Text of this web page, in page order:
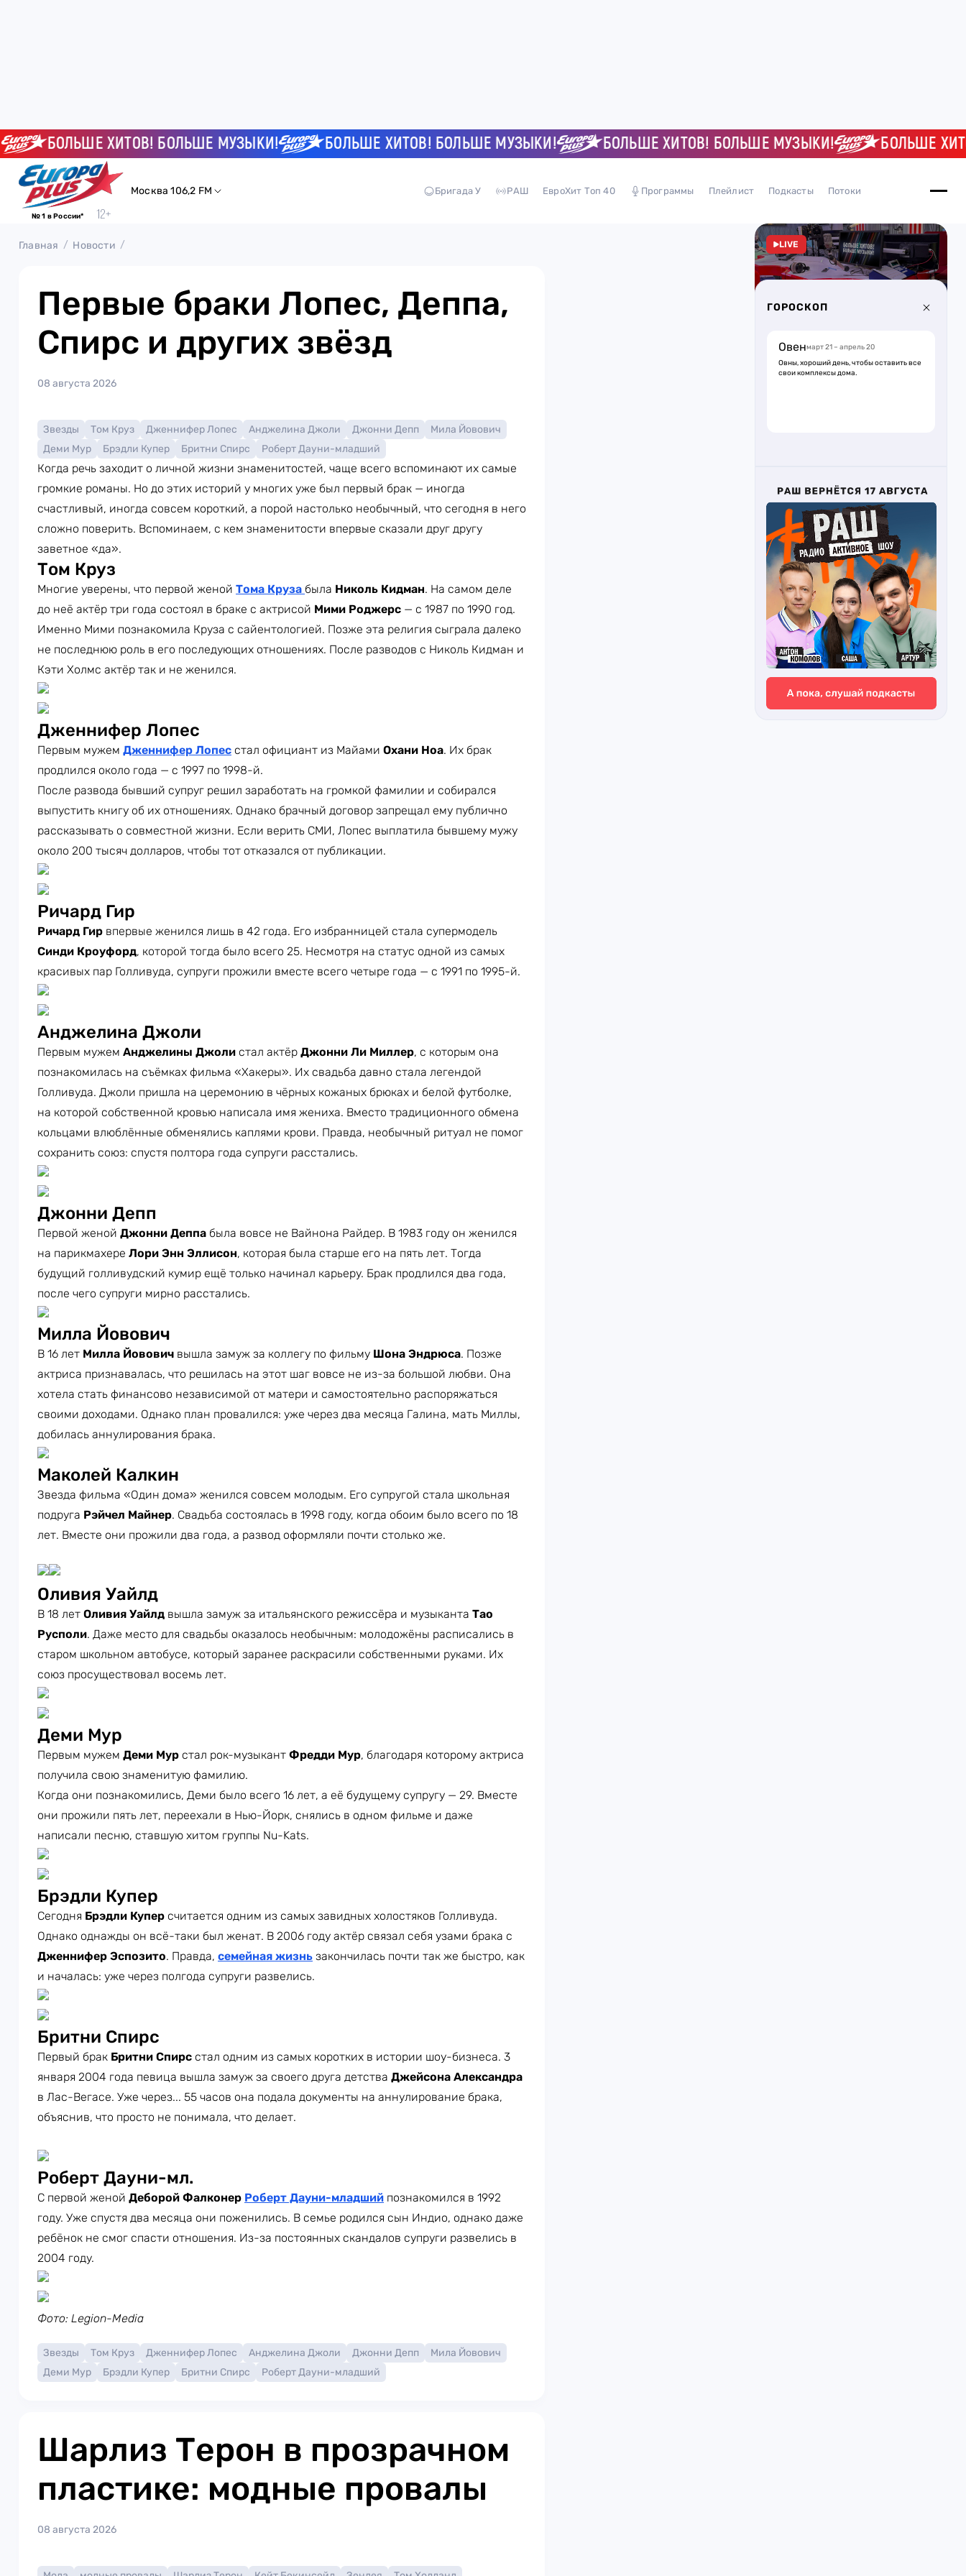
БОЛЬШЕ ХИТОВ! БОЛЬШЕ МУЗЫКИ! БОЛЬШЕ ХИТОВ! БОЛЬШЕ МУЗЫКИ! БОЛЬШЕ ХИТОВ! БОЛЬШЕ МУЗЫКИ! БОЛЬШЕ ХИТОВ!
№ 1 в России*
Москва 106,2 FM Бригада У РАШ ЕвроХит Топ 40 Программы Плейлист Подкасты Потоки
Главная Новости
Первые браки Лопес, Деппа,
Спирс и других звёзд
08 августа 2026
Звезды Том Круз Дженнифер Лопес Анджелина Джоли Джонни Депп
Мила Йовович
Деми Мур
Брэдли Купер Бритни Спирс Роберт Дауни-младший
Когда речь заходит о личной жизни знаменитостей, чаще всего вспоминают их самые
громкие романы. Но до этих историй у многих уже был первый брак — иногда
счастливый, иногда совсем короткий, а порой настолько необычный, что сегодня в него
сложно поверить. Вспоминаем, с кем знаменитости впервые сказали друг другу
заветное «да».
Том Круз
Многие уверены, что первой женой Тома Круза была Николь Кидман. На самом деле
до неё актёр три года состоял в браке с актрисой Мими Роджерс — с 1987 по 1990 год.
Именно Мими познакомила Круза с сайентологией. Позже эта религия сыграла далеко
не последнюю роль в его последующих отношениях. После разводов с Николь Кидман и
Кэти Холмс актёр так и не женился.
Дженнифер Лопес
Первым мужем Дженнифер Лопес стал официант из Майами Охани Ноа. Их брак
продлился около года — с 1997 по 1998-й.
После развода бывший супруг решил заработать на громкой фамилии и собирался
выпустить книгу об их отношениях. Однако брачный договор запрещал ему публично
рассказывать о совместной жизни. Если верить СМИ, Лопес выплатила бывшему мужу
около 200 тысяч долларов, чтобы тот отказался от публикации.
Ричард Гир
Ричард Гир впервые женился лишь в 42 года. Его избранницей стала супермодель
Синди Кроуфорд, которой тогда было всего 25. Несмотря на статус одной из самых
красивых пар Голливуда, супруги прожили вместе всего четыре года — с 1991 по 1995-й.
Анджелина Джоли
Первым мужем Анджелины Джоли стал актёр Джонни Ли Миллер, с которым она
познакомилась на съёмках фильма «Хакеры». Их свадьба давно стала легендой
Голливуда. Джоли пришла на церемонию в чёрных кожаных брюках и белой футболке,
на которой собственной кровью написала имя жениха. Вместо традиционного обмена
кольцами влюблённые обменялись каплями крови. Правда, необычный ритуал не помог
сохранить союз: спустя полтора года супруги расстались.
Джонни Депп
Первой женой Джонни Деппа была вовсе не Вайнона Райдер. В 1983 году он женился
на парикмахере Лори Энн Эллисон, которая была старше его на пять лет. Тогда
будущий голливудский кумир ещё только начинал карьеру. Брак продлился два года,
после чего супруги мирно расстались.
Милла Йовович
В 16 лет Милла Йовович вышла замуж за коллегу по фильму Шона Эндрюса. Позже
актриса признавалась, что решилась на этот шаг вовсе не из-за большой любви. Она
хотела стать финансово независимой от матери и самостоятельно распоряжаться
своими доходами. Однако план провалился: уже через два месяца Галина, мать Миллы,
добилась аннулирования брака.
Маколей Калкин
Звезда фильма «Один дома» женился совсем молодым. Его супругой стала школьная
подруга Рэйчел Майнер. Свадьба состоялась в 1998 году, когда обоим было всего по 18
лет. Вместе они прожили два года, а развод оформляли почти столько же.
Оливия Уайлд
В 18 лет Оливия Уайлд вышла замуж за итальянского режиссёра и музыканта Тао
Русполи. Даже место для свадьбы оказалось необычным: молодожёны расписались в
старом школьном автобусе, который заранее раскрасили собственными руками. Их
союз просуществовал восемь лет.
Деми Мур
Первым мужем Деми Мур стал рок-музыкант Фредди Мур, благодаря которому актриса
получила свою знаменитую фамилию.
Когда они познакомились, Деми было всего 16 лет, а её будущему супругу — 29. Вместе
они прожили пять лет, переехали в Нью-Йорк, снялись в одном фильме и даже
написали песню, ставшую хитом группы Nu-Kats.
Брэдли Купер
Сегодня Брэдли Купер считается одним из самых завидных холостяков Голливуда.
Однако однажды он всё-таки был женат. В 2006 году актёр связал себя узами брака с
Дженнифер Эспозито. Правда, семейная жизнь закончилась почти так же быстро, как
и началась: уже через полгода супруги развелись.
Бритни Спирс
Первый брак Бритни Спирс стал одним из самых коротких в истории шоу-бизнеса. 3
января 2004 года певица вышла замуж за своего друга детства Джейсона Александра
в Лас-Вегасе. Уже через... 55 часов она подала документы на аннулирование брака,
объяснив, что просто не понимала, что делает.
Роберт Дауни-мл.
С первой женой Деборой Фалконер Роберт Дауни-младший познакомился в 1992
году. Уже спустя два месяца они поженились. В семье родился сын Индио, однако даже
ребёнок не смог спасти отношения. Из-за постоянных скандалов супруги развелись в
2004 году.
Фото: Legion-Media
Звезды Том Круз Дженнифер Лопес Анджелина Джоли Джонни Депп
Мила Йовович
Деми Мур
Брэдли Купер Бритни Спирс Роберт Дауни-младший
Шарлиз Терон в прозрачном
пластике: модные провалы
08 августа 2026
LIVE
ГОРОСКОП
Овенмарт 21 – апрель 20
Овны, хороший день, чтобы оставить все
свои комплексы дома.